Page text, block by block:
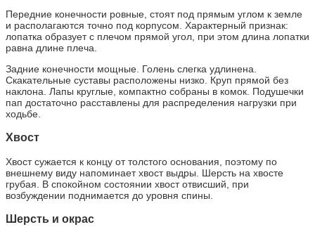
Передние конечности ровные, стоят под прямым углом к земле
и располагаются точно под корпусом. Характерный признак:
лопатка образует с плечом прямой угол, при этом длина лопатки
равна длине плеча.
Задние конечности мощные. Голень слегка удлинена.
Скакательные суставы расположены низко. Круп прямой без
наклона. Лапы круглые, компактно собраны в комок. Подушечки
пап достаточно расставлены для распределения нагрузки при
ходьбе.
Хвост
Хвост сужается к концу от толстого основания, поэтому по
внешнему виду напоминает хвост выдры. Шерсть на хвосте
грубая. В спокойном состоянии хвост отвисший, при
возбуждении поднимается до уровня спины.
Шерсть и окрас